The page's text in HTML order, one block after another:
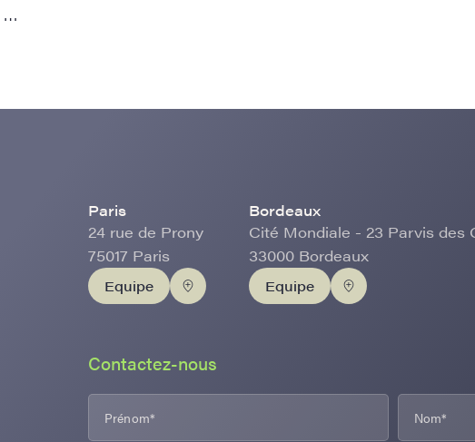
…
Paris
24 rue de Prony
75017 Paris
Equipe
Bordeaux
Cité Mondiale - 23 Parvis des
33000 Bordeaux
Equipe
Contactez-nous